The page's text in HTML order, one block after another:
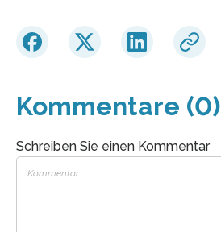
Kommentare (0)
Schreiben Sie einen Kommentar